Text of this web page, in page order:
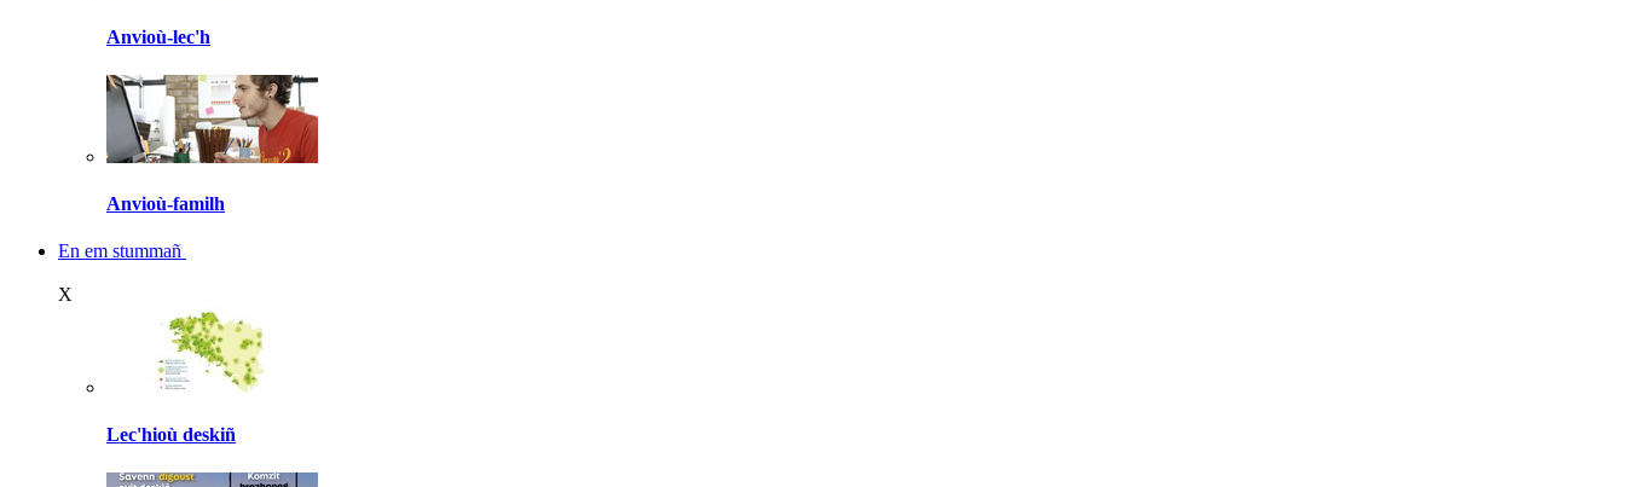
Anvioù-lec'h
Anvioù-familh
En em stummañ
X
Lec'hioù deskiñ